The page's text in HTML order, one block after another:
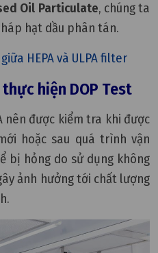
Oil Particulate, chúng ta
hạt dầu phân tán.
HEPA và ULPA filter
hiện DOP Test
nên được kiểm tra khi được
hoặc sau quá trình vận
bị hỏng do sử dụng không
ảnh hưởng tới chất lượng